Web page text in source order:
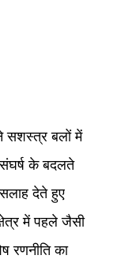
ने सशस्त्र बलों में
के बदलते
देते हुए
में पहले जैसी
रणनीति का